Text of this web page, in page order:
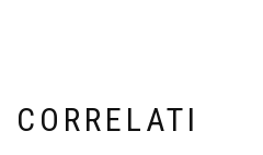
CORRELATI